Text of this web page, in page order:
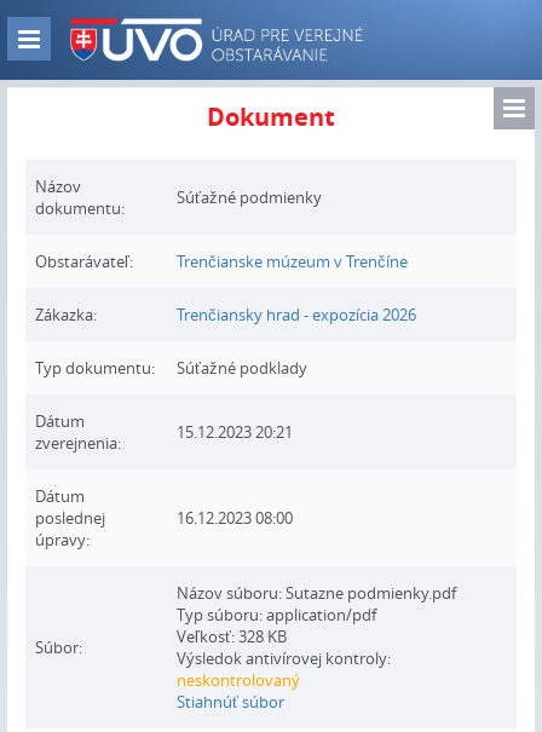
mainZobraz
navigáciu
Dokument
Názov
dokumentu:
Súťažné podmienky
Obstarávateľ: Trenčianske múzeum v Trenčíne
Zákazka: Trenčiansky hrad - expozícia 2026
Typ dokumentu: Súťažné podklady
Dátum
zverejnenia:
15.12.2023 20:21
Dátum
poslednej
úpravy:
16.12.2023 08:00
Súbor:
Názov súboru: Sutazne podmienky.pdf
Typ súboru: application/pdf
Veľkosť: 328 KB
Výsledok antivírovej kontroly:
neskontrolovaný
Stiahnúť súbor